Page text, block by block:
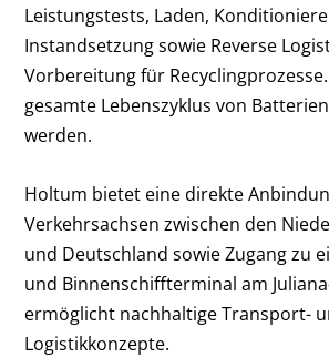
Leistungstests, Laden,
Instandsetzung sowie Reverse
Vorbereitung für
gesamte Lebenszyklus von
werden.
Holtum bietet eine direkte
Verkehrsachsen zwischen den
und Deutschland sowie Zugang zu
und Binnenschiffterminal am
ermöglicht nachhaltige Transport-
Logistikkonzepte.